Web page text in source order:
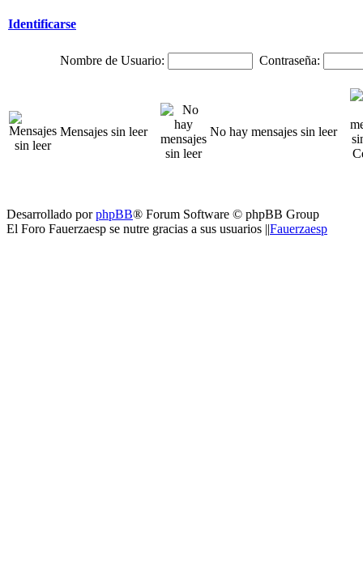
Identificarse
Nombre de Usuario: Contraseña:
Mensajes sin leer No hay mensajes sin leer
Desarrollado porphpBB® Forum Software © phpBB Group
El Foro Fauerzaesp se nutre gracias a sus usuarios ||Fauerzaesp